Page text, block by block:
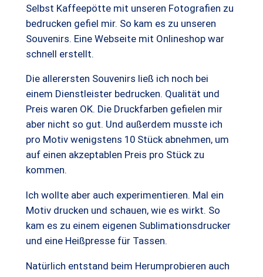
Selbst Kaffeepötte mit unseren Fotografien zu
bedrucken gefiel mir. So kam es zu unseren
Souvenirs. Eine Webseite mit Onlineshop war
schnell erstellt.
Die allerersten Souvenirs ließ ich noch bei
einem Dienstleister bedrucken. Qualität und
Preis waren OK. Die Druckfarben gefielen mir
aber nicht so gut. Und außerdem musste ich
pro Motiv wenigstens 10 Stück abnehmen, um
auf einen akzeptablen Preis pro Stück zu
kommen.
Ich wollte aber auch experimentieren. Mal ein
Motiv drucken und schauen, wie es wirkt. So
kam es zu einem eigenen Sublimationsdrucker
und eine Heißpresse für Tassen.
Natürlich entstand beim Herumprobieren auch